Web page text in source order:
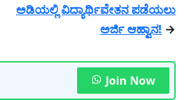
ಅಡಿಯಲ್ಲಿ ವಿದ್ಯಾರ್ಥಿವೇತನ ಪಡೆಯಲು
ಅರ್ಜಿ ಆಹ್ವಾನ! →
Join Now